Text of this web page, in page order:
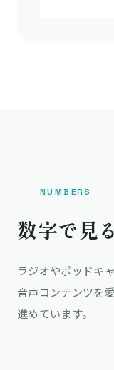
NUMBERS
数字で見
ラジオやポッドキ
音声コンテンツを
進めています。